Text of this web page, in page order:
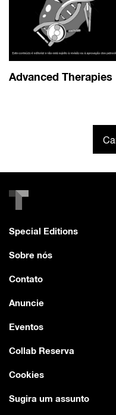
Advanced Therapies
Special Editions
Sobre nós
Contato
Anuncie
Eventos
Collab Reserva
Cookies
Sugira um assunto